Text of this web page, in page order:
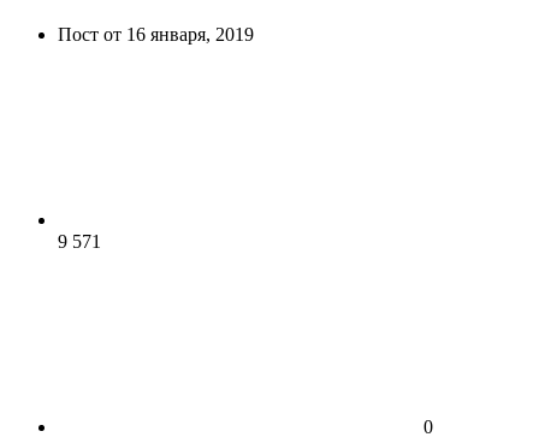
Пост от 16 января, 2019
9 571
0